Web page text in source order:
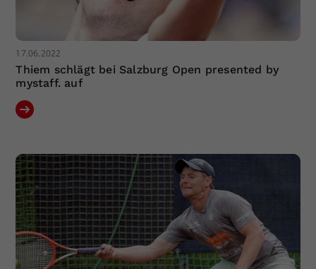
17.06.2022
Thiem schlägt bei Salzburg Open presented by
mystaff. auf